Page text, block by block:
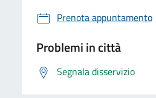
Prenota appuntamento
Problemi in città
Segnala disservizio